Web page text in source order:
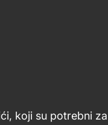
koji su potrebni